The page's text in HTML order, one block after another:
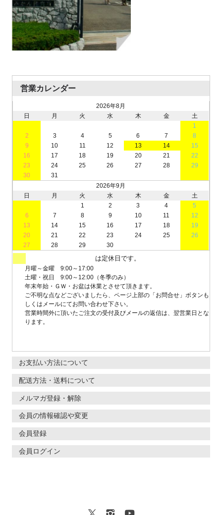
営業カレンダー
2026年8月
日
月 火 水 木 金
土
1
2
3 4 5 6 7
8
9
10 11 12 13 14
15
16
17 18 19 20 21
22
23
24 25 26 27 28
29
30
31
2026年9月
日
月 火 水 木 金
土
1
2 3 4
5
6
7 8 9 10 11
12
13
14 15 16 17 18
19
20
21 22 23 24 25
26
27
28 29 30
は定休日です。
月曜～金曜 9:00～17:00
土曜・祝日 9:00～12:00（冬季のみ）
年末年始・ＧＷ・お盆は休業とさせて頂きます。
ご不明な点などございましたら、ページ上部の「お問合せ」ボタンも
しくはメールにてお問い合わせ下さい。
営業時間外に頂いたご注文の受付及びメールの返信は、翌営業日とな
ります。
お支払い方法について
配送方法・送料について
メルマガ登録・解除
会員の情報確認や変更
会員登録
会員ログイン